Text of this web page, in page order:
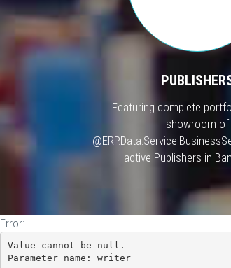
Featuring complete
showroom of
active Publishers in
Error:
Value cannot be null.
Parameter name: writer